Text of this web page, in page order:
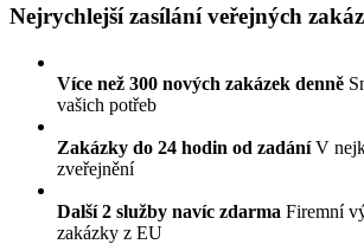
Nejrychlejší zasílání veřejných
Více než 300 nových zakázek denně
vašich potřeb
Zakázky do 24 hodin od zadáníV
zveřejnění
Další 2 služby navíc zdarma Firemní
zakázky z EU